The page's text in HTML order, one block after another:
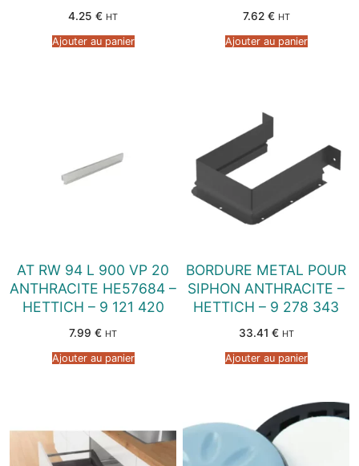
4.25 € HT
Ajouter au panier
7.62 € HT
Ajouter au panier
AT RW 94 L 900 VP 20
ANTHRACITE HE57684 –
HETTICH – 9 121 420
7.99 € HT
Ajouter au panier
BORDURE METAL POUR
SIPHON ANTHRACITE –
HETTICH – 9 278 343
33.41 € HT
Ajouter au panier